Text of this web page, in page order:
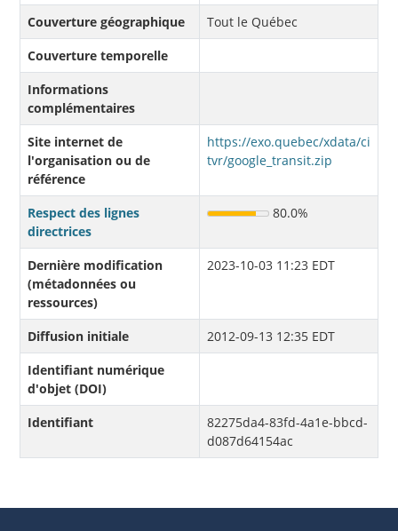
Couverture géographique
Tout le Québec
Couverture temporelle
Informations
complémentaires
Site internet de
l'organisation ou de
référence
https://exo.quebec/xdata/ci
tvr/google_transit.zip
Respect des lignes
directrices
80.0%
Dernière modification
(métadonnées ou
ressources)
2023-10-03 11:23 EDT
Diffusion initiale
2012-09-13 12:35 EDT
Identifiant numérique
d'objet (DOI)
Identifiant
82275da4-83fd-4a1e-bbcd-
d087d64154ac